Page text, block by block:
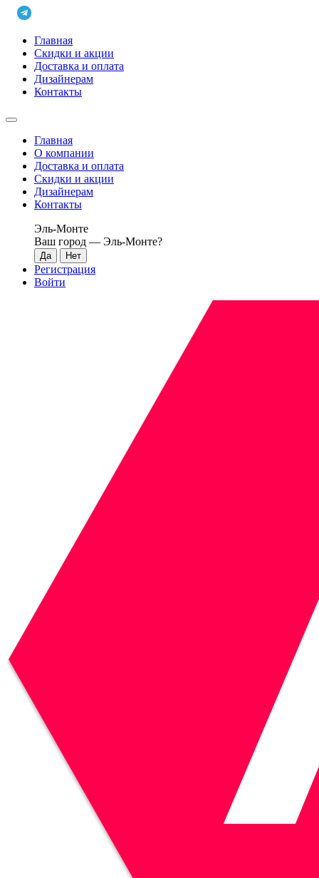
Главная
Скидки и акции
Доставка и оплата
Дизайнерам
Контакты
Главная
О компании
Доставка и оплата
Скидки и акции
Дизайнерам
Контакты
Эль-Монте
Ваш город — Эль-Монте?
Регистрация
Войти